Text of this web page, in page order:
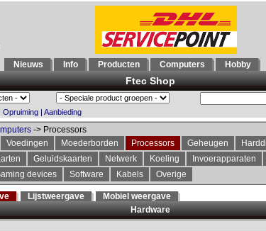
Nieuws Info Producten Computers Hobby
Ftec Shop
Opruiming | Aanbieding
-> Processors
Voedingen Moederborden Processors Geheugen
Geluidskaarten Netwerk Koeling Invoerapparaten
devices Software Kabels Overige
Lijstweergave
Mobiel weergave
Hardware